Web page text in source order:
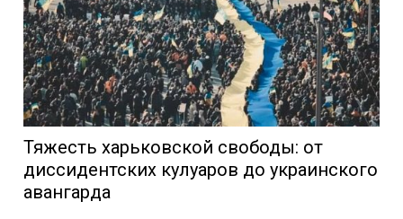
Тяжесть харьковской свободы: от
диссидентских кулуаров до украинского
авангарда